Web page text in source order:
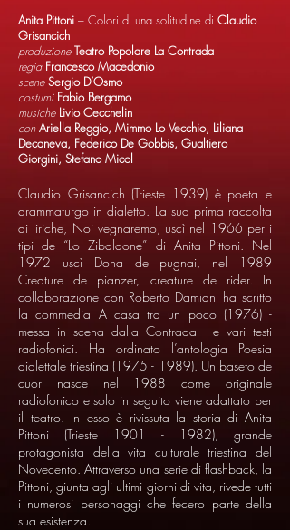
Anita Pittoni – Colori di una solitudine di Claudio
Grisancich
produzioneTeatro Popolare La Contrada
regia Francesco Macedonio
sceneSergio D’Osmo
costumi Fabio Bergamo
musiche Livio Cecchelin
conAriella Reggio, Mimmo Lo Vecchio, Liliana
Decaneva, Federico De Gobbis, Gualtiero
Giorgini, Stefano Micol
Claudio Grisancich (Trieste 1939) è poeta e
drammaturgo in dialetto. La sua prima raccolta
di liriche, Noi vegnaremo, uscì nel 1966 per i
tipi de “Lo Zibaldone” di Anita Pittoni. Nel
1972 uscì Dona de pugnai, nel 1989
Creature de pianzer, creature de rider. In
collaborazione con Roberto Damiani ha scritto
la commedia A casa tra un poco (1976) -
messa in scena dalla Contrada - e vari testi
radiofonici. Ha ordinato l’antologia Poesia
dialettale triestina (1975 - 1989). Un baseto de
cuor nasce nel 1988 come originale
radiofonico e solo in seguito viene adattato per
il teatro. In esso è rivissuta la storia di Anita
Pittoni (Trieste
1901 - 1982), grande
protagonista della vita culturale triestina del
Novecento. Attraverso una serie di flashback, la
Pittoni, giunta agli ultimi giorni di vita, rivede tutti
i numerosi personaggi che fecero parte della
sua esistenza.